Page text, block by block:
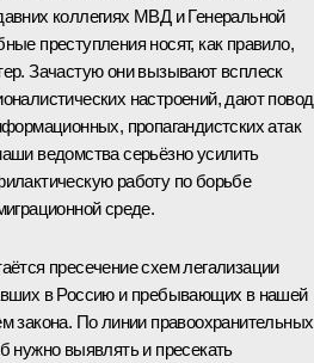
коллегиях МВДиГенеральной
преступления носят, как правило,
Зачастую они вызывают всплеск
настроений, дают повод
пропагандистских атак
ведомства серьёзно усилить
работу по борьбе
среде.
пресечение схем легализации
в Россию и пребывающих в нашей
закона. По линии правоохранительных
нужно выявлять и пресекать